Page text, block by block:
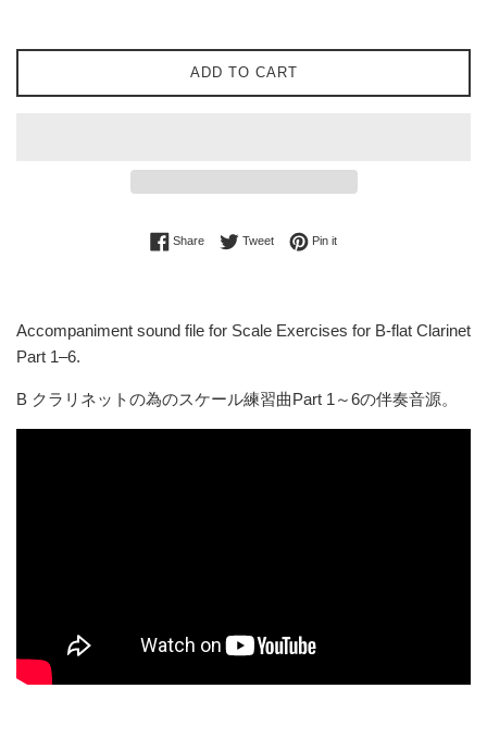
ADD TO CART
ShareShare on Facebook
TweetTweet on Twitter
Pin itPin on Pinterest
Accompaniment sound file for Scale Exercises for B-flat Clarinet
Part 1–6.
B クラリネットの為のスケール練習曲Part 1 ～6の伴奏音源。